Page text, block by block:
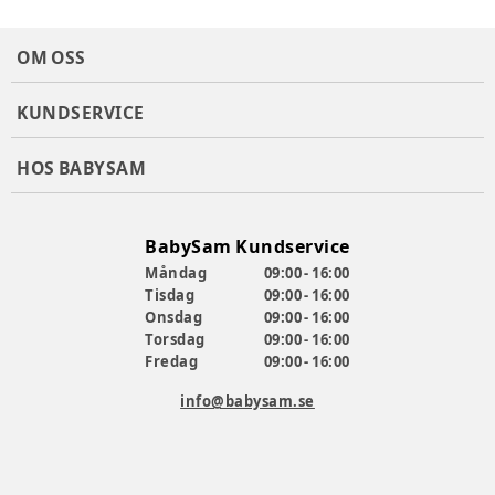
OM OSS
KUNDSERVICE
HOS BABYSAM
BabySam Kundservice
Måndag
09:00 - 16:00
Tisdag
09:00 - 16:00
Onsdag
09:00 - 16:00
Torsdag
09:00 - 16:00
Fredag
09:00 - 16:00
info@babysam.se